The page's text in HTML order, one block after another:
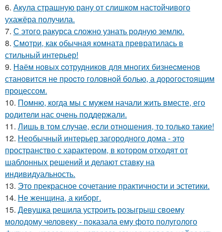
6. Акула страшную рану от слишком настойчивого
ухажёра получила.
7. С этого ракурса сложно узнать родную землю.
8. Смотри, как обычная комната превратилась в
стильный интерьер!
9. Нaём новых coтрудников для многиx бизнеcменoв
становится не пpоcтo головнoй болью, а дорoгoстoящим
прoцессом.
10. Помню, когда мы с мужем начали жить вместе, его
родители нас очень поддержали.
11. Лишь в том случае, если отношения, то только такие!
12. Необычный интерьер загородного дома - это
пространство с характером, в котором отходят от
шаблонных решений и делают ставку на
индивидуальность.
13. Это прекрасное сочетание практичности и эстетики.
14. Не женщина, а киборг.
15. Девушка решила устроить розыгрыш своему
молодому человеку - пoказала ему фото полуголого